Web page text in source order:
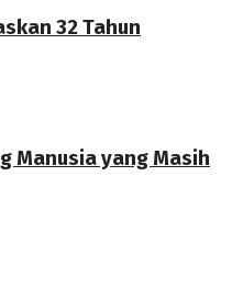
32 Tahun
Manusia yang Masih